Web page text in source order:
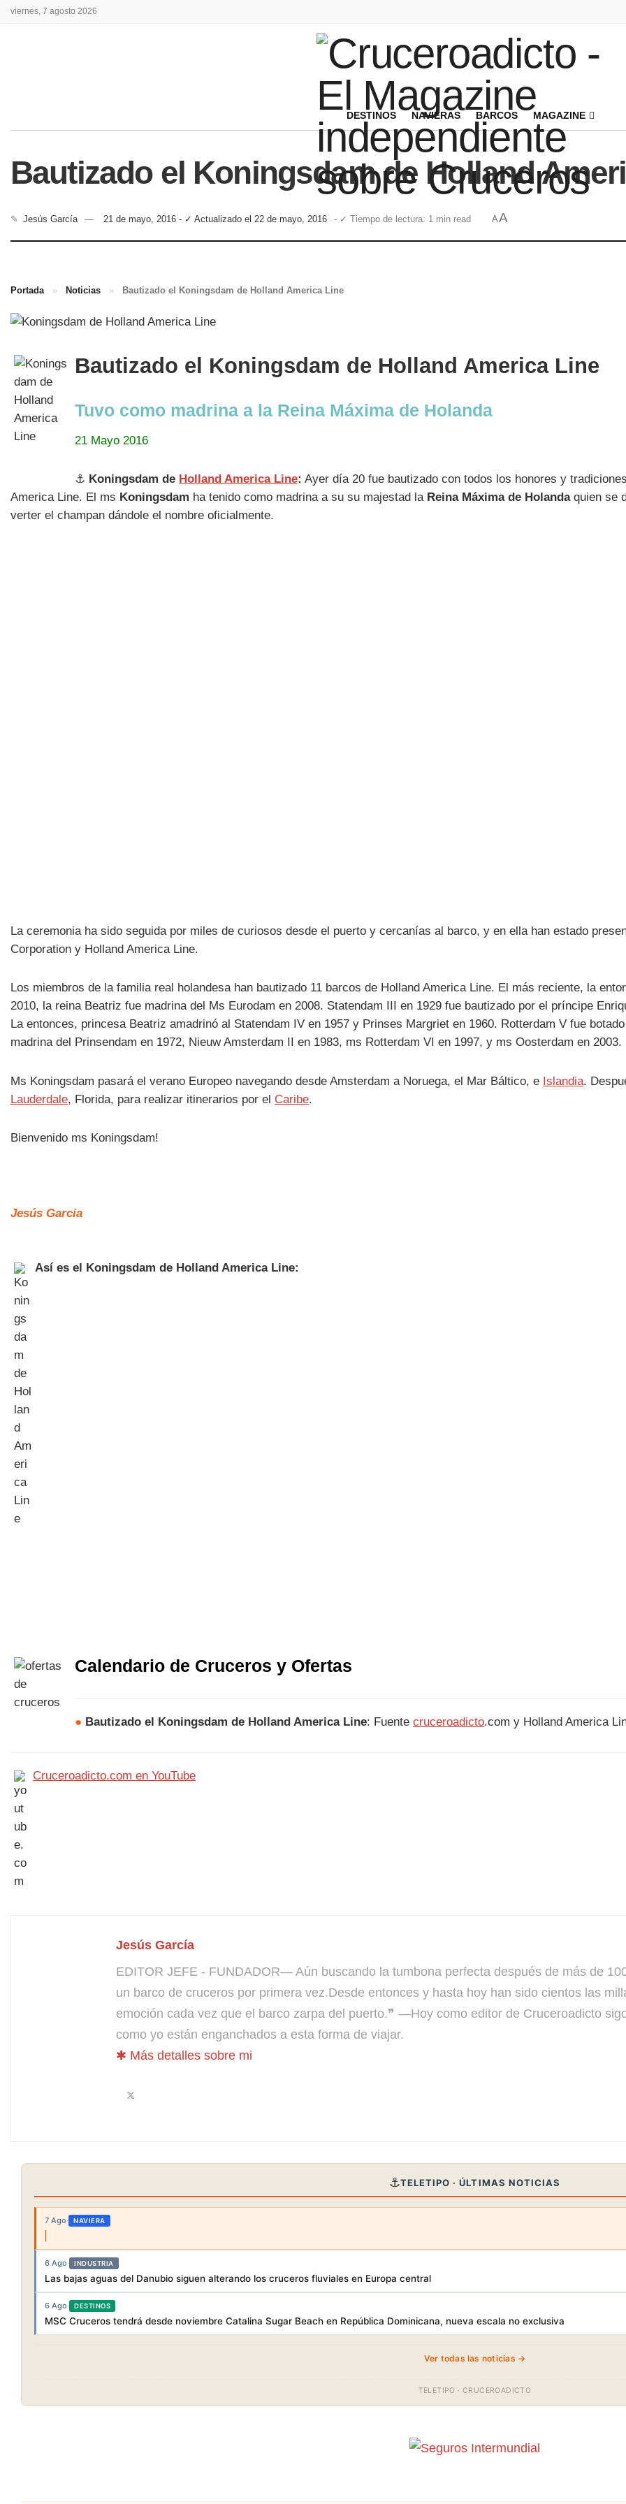
viernes, 7 agosto 2026
DESTINOS NAVIERAS BARCOS MAGAZINE
Bautizado el Koningsdam de Holland
✎ Jesús García 21 de mayo, 2016 - ✓ Actualizado el 22 de mayo, 2016 - ✓ Tiempo de lectura: 1 min read AA
Portada » Noticias » Bautizado el Koningsdam de Holland America Line
Bautizado el Koningsdam de Holland America Line
Tuvo como madrina a la Reina Máxima de Holanda
21 Mayo 2016
⚓ Koningsdam de Holland America Line: Ayer día 20 fue bautizado con todos los honores y
America Line. El ms Koningsdam ha tenido como madrina a su su majestad la Reina Máxima de Holandaquien se
verter el champan dándole el nombre oficialmente.
La ceremonia ha sido seguida por miles de curiosos desde el puerto y cercanías al barco, y en ella han estado
Corporation y Holland America Line.
Los miembros de la familia real holandesa han bautizado 11 barcos de Holland America Line. El más reciente, la
2010, la reina Beatriz fue madrina del Ms Eurodam en 2008. Statendam III en 1929 fue bautizado por el príncipe
La entonces, princesa Beatriz amadrinó al Statendam IV en 1957 y Prinses Margriet en 1960. Rotterdam V fue
madrina del Prinsendam en 1972, Nieuw Amsterdam II en 1983, ms Rotterdam VI en 1997, y ms Oosterdam en 2003.
Ms Koningsdam pasará el verano Europeo navegando desde Amsterdam a Noruega, el Mar Báltico, e Islandia.
Lauderdale, Florida, para realizar itinerarios por el Caribe.
Bienvenido ms Koningsdam!
Jesús Garcia
Así es el Koningsdam de Holland America Line:
Calendario de Cruceros y Ofertas
● Bautizado el Koningsdam de Holland America Line: Fuente cruceroadicto.com y Holland America
Cruceroadicto.com en YouTube
Jesús García
EDITOR JEFE - FUNDADOR— Aún buscando la tumbona perfecta después de más de
un barco de cruceros por primera vez.Desde entonces y hasta hoy han sido cientos las
emoción cada vez que el barco zarpa del puerto.❞ —Hoy como editor de Cruceroadicto
como yo están enganchados a esta forma de viajar.
✱ Más detalles sobre mi
⚓TELETIPO · ÚLTIMAS NOTICIAS
7 Ago· NAVIERA
6 Ago· INDUSTRIA
Las bajas aguas del Danubio siguen alterando los cruceros fluviales en Europa central
6 Ago· DESTINOS
MSC Cruceros tendrá desde noviembre Catalina Sugar Beach en República Dominicana, nueva escala no exclusiva
Ver todas las noticias →
TELETIPO · CRUCEROADICTO